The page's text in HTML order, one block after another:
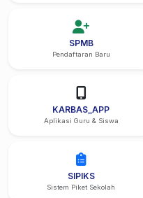
SPMB
Pendaftaran Baru
KARBAS_APP
Aplikasi Guru & Siswa
SIPIKS
Sistem Piket Sekolah